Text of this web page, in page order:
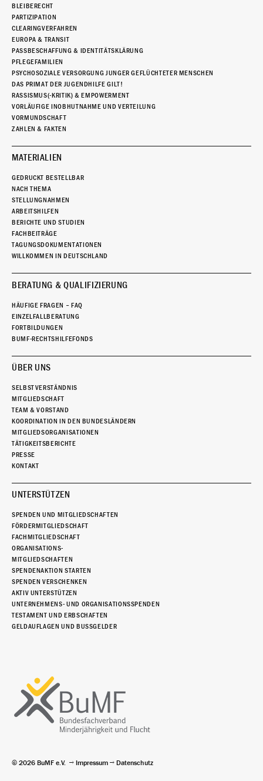
BLEIBERECHT
PARTIZIPATION
CLEARINGVERFAHREN
EUROPA & TRANSIT
PASSBESCHAFFUNG & IDENTITÄTSKLÄRUNG
PFLEGEFAMILIEN
PSYCHOSOZIALE VERSORGUNG JUNGER GEFLÜCHTETER MENSCHEN
DAS PRIMAT DER JUGENDHILFE GILT!
RASSISMUS(-KRITIK) & EMPOWERMENT
VORLÄUFIGE INOBHUTNAHME UND VERTEILUNG
VORMUNDSCHAFT
ZAHLEN & FAKTEN
MATERIALIEN
GEDRUCKT BESTELLBAR
NACH THEMA
STELLUNGNAHMEN
ARBEITSHILFEN
BERICHTE UND STUDIEN
FACHBEITRÄGE
TAGUNGSDOKUMENTATIONEN
WILLKOMMEN IN DEUTSCHLAND
BERATUNG & QUALIFIZIERUNG
HÄUFIGE FRAGEN – FAQ
EINZELFALLBERATUNG
FORTBILDUNGEN
BUMF-RECHTSHILFEFONDS
ÜBER UNS
SELBSTVERSTÄNDNIS
MITGLIEDSCHAFT
TEAM & VORSTAND
KOORDINATION IN DEN BUNDESLÄNDERN
MITGLIEDSORGANISATIONEN
TÄTIGKEITSBERICHTE
PRESSE
KONTAKT
UNTERSTÜTZEN
SPENDEN UND MITGLIEDSCHAFTEN
FÖRDERMITGLIEDSCHAFT
FACHMITGLIEDSCHAFT
ORGANISATIONS-
MITGLIEDSCHAFTEN
SPENDENAKTION STARTEN
SPENDEN VERSCHENKEN
AKTIV UNTERSTÜTZEN
UNTERNEHMENS- UND ORGANISATIONSSPENDEN
TESTAMENT UND ERBSCHAFTEN
GELDAUFLAGEN UND BUSSGELDER
© 2026 BuMF e.V. Impressum Datenschutz